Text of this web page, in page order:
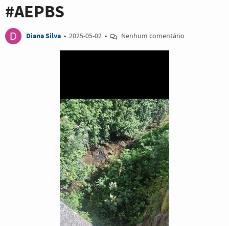
#AEPBS
D Diana Silva • 2025-05-02 • Nenhum comentário